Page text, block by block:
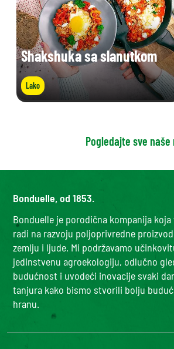
Shakshuka sa slanutkom
Lako
Pogledajte sve
Bonduelle, od 1853.
Bonduelle je porodična kompanija koja
radi na razvoju poljoprivredne
zemlju i ljude. Mi podržavamo
jedinstvenu agroekologiju, odlučno
budućnost i uvodeći inovacije svaki
tanjura kako bismo stvorili bolju
hranu.